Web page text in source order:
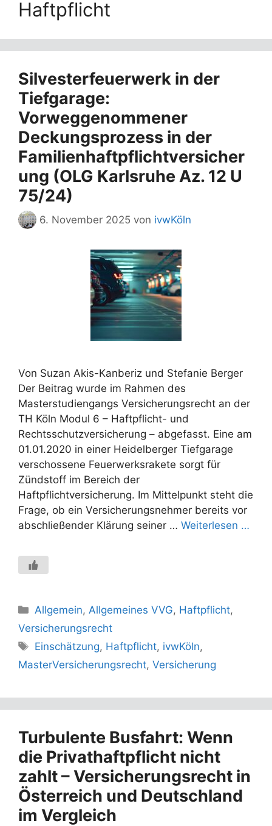
Haftpflicht
Silvesterfeuerwerk in der
Tiefgarage:
Vorweggenommener
Deckungsprozess in der
Familienhaftpflichtversicher
ung (OLG Karlsruhe Az. 12 U
75/24)
6. November 2025 von ivwKöln
Von Suzan Akis-Kanberiz und Stefanie Berger
Der Beitrag wurde im Rahmen des
Masterstudiengangs Versicherungsrecht an der
TH Köln Modul 6 – Haftpflicht- und
Rechtsschutzversicherung – abgefasst. Eine am
01.01.2020 in einer Heidelberger Tiefgarage
verschossene Feuerwerksrakete sorgt für
Zündstoff im Bereich der
Haftpflichtversicherung. Im Mittelpunkt steht die
Frage, ob ein Versicherungsnehmer bereits vor
abschließender Klärung seiner … Weiterlesen …
Kategorien
Allgemein, Allgemeines VVG, Haftpflicht,
Versicherungsrecht
Schlagwörter
Einschätzung, Haftpflicht, ivwKöln,
MasterVersicherungsrecht, Versicherung
Turbulente Busfahrt: Wenn
die Privathaftpflicht nicht
zahlt – Versicherungsrecht in
Österreich und Deutschland
im Vergleich